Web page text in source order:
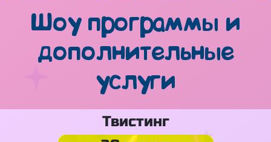
Шоу программы и
дополнительные
услуги
Твистинг